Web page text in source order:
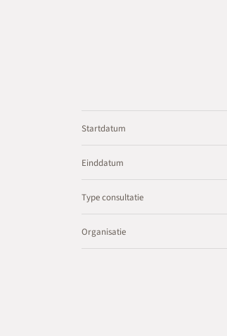
Startdatum
Einddatum
Type consultatie
Organisatie